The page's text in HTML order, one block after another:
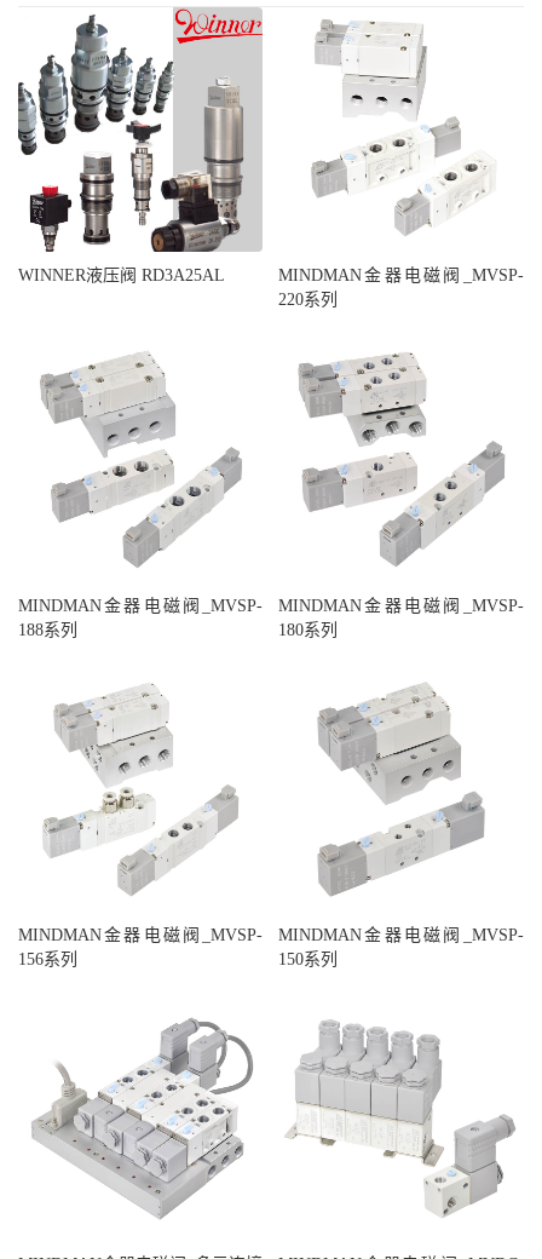
WINNER液压阀 RD3A25AL
MINDMAN金器电磁阀_MVSP-
220系列
MINDMAN金器电磁阀_MVSP-
188系列
MINDMAN金器电磁阀_MVSP-
180系列
MINDMAN金器电磁阀_MVSP-
156系列
MINDMAN金器电磁阀_MVSP-
150系列